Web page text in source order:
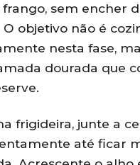
frango, sem encher
O objetivo não é
nesta fase,
dourada que
frigideira, junte a
até ficar